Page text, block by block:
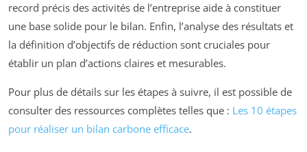
record précis des activités de l’entreprise aide à constituer
une base solide pour le bilan. Enfin, l’analyse des résultats et
la définition d’objectifs de réduction sont cruciales pour
établir un plan d’actions claires et mesurables.
Pour plus de détails sur les étapes à suivre, il est possible de
consulter des ressources complètes telles que : Les 10 étapes
pour réaliser un bilan carbone efficace.